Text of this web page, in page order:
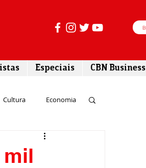
Especiais CBN Business
Cultura Economia
mil